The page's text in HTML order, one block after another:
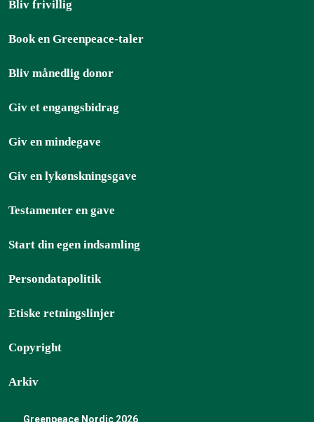
Bliv frivillig
Book en Greenpeace-taler
Bliv månedlig donor
Giv et engangsbidrag
Giv en mindegave
Giv en lykønskningsgave
Testamenter en gave
Start din egen indsamling
Persondatapolitik
Etiske retningslinjer
Copyright
Arkiv
Greenpeace Nordic 2026